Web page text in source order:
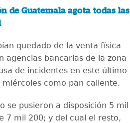
de Guatemala agota todas las
quedado de la venta física
agencias bancarias de la zona
de incidentes en este último
como pan caliente.
se pusieron a disposición 5 mil
7 mil 200; y del cual el resto,